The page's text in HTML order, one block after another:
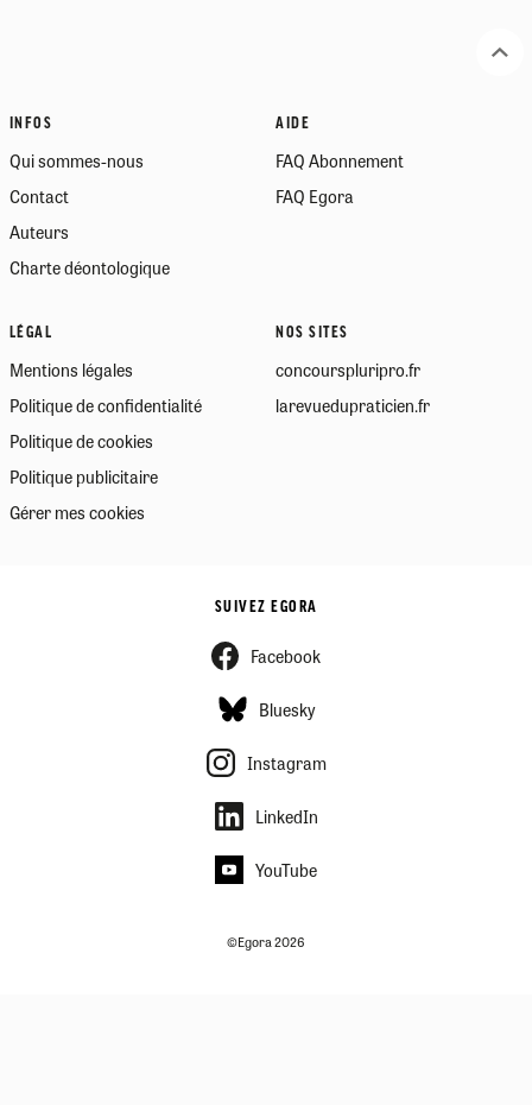
INFOS
Qui sommes-nous
Contact
Auteurs
Charte déontologique
AIDE
FAQ Abonnement
FAQ Egora
LÉGAL
Mentions légales
Politique de confidentialité
Politique de cookies
Politique publicitaire
Gérer mes cookies
NOS SITES
concourspluripro.fr
larevuedupraticien.fr
SUIVEZ EGORA
Facebook
Bluesky
Instagram
LinkedIn
YouTube
©Egora 2026